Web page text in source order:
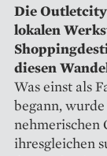
Die
lokalen
diesen
Was einst als
begann,
nehmerischen
ihresgleichen